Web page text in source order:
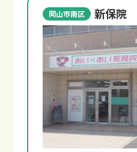
岡山市南区 新保院